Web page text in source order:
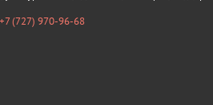
+7 (727) 970-96-68